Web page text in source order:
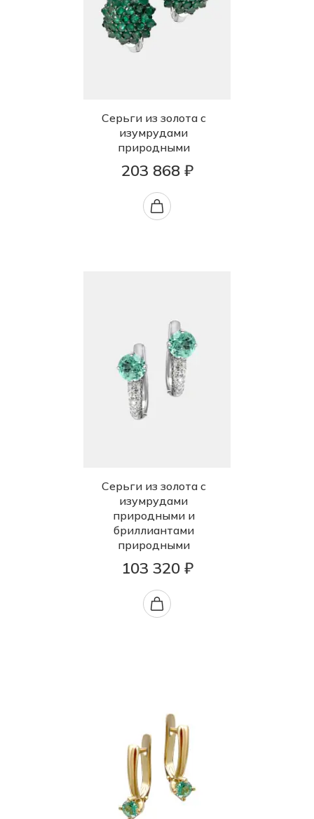
Серьги из золота с
изумрудами
природными
203 868 ₽
Серьги из золота с
изумрудами
природными и
бриллиантами
природными
103 320 ₽